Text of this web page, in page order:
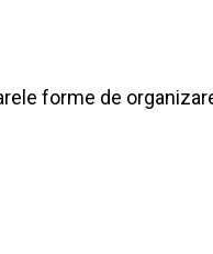
forme de